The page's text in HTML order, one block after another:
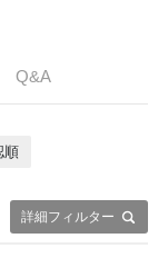
Q&A
詳細フィルター
順